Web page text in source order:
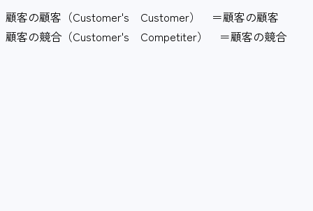
顧客の顧客（Customer's Customer） ＝顧客の顧客
顧客の競合（Customer's Competiter） ＝顧客の競合